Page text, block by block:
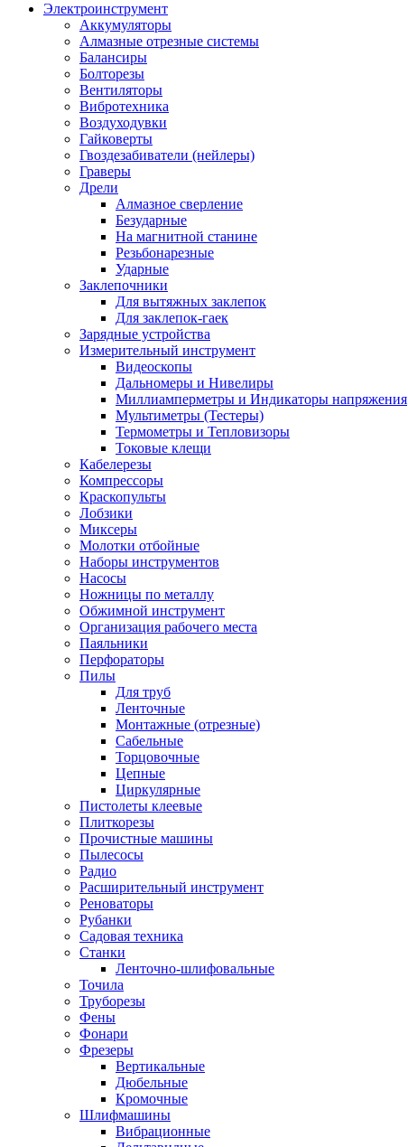
Электроинструмент
Аккумуляторы
Алмазные отрезные системы
Балансиры
Болторезы
Вентиляторы
Вибротехника
Воздуходувки
Гайковерты
Гвоздезабиватели (нейлеры)
Граверы
Дрели
Алмазное сверление
Безударные
На магнитной станине
Резьбонарезные
Ударные
Заклепочники
Для вытяжных заклепок
Для заклепок-гаек
Зарядные устройства
Измерительный инструмент
Видеоскопы
Дальномеры и Нивелиры
Миллиамперметры и Индикаторы напряжения
Мультиметры (Тестеры)
Термометры и Тепловизоры
Токовые клещи
Кабелерезы
Компрессоры
Краскопульты
Лобзики
Миксеры
Молотки отбойные
Наборы инструментов
Насосы
Ножницы по металлу
Обжимной инструмент
Организация рабочего места
Паяльники
Перфораторы
Пилы
Для труб
Ленточные
Монтажные (отрезные)
Сабельные
Торцовочные
Цепные
Циркулярные
Пистолеты клеевые
Плиткорезы
Прочистные машины
Пылесосы
Радио
Расширительный инструмент
Реноваторы
Рубанки
Садовая техника
Станки
Ленточно-шлифовальные
Точила
Труборезы
Фены
Фонари
Фрезеры
Вертикальные
Дюбельные
Кромочные
Шлифмашины
Вибрационные